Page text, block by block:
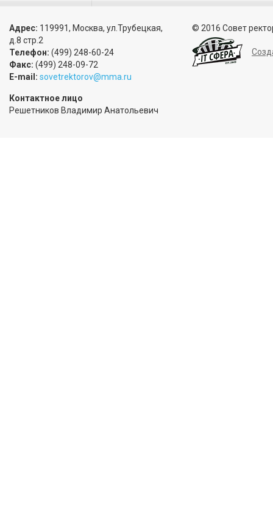
Адрес: 119991, Москва, ул.Трубецкая,
д.8 стр.2
Телефон: (499) 248-60-24
Факс: (499) 248-09-72
E-mail: sovetrektorov@mma.ru
Контактное лицо
Решетников Владимир Анатольевич
© 2016 Совет